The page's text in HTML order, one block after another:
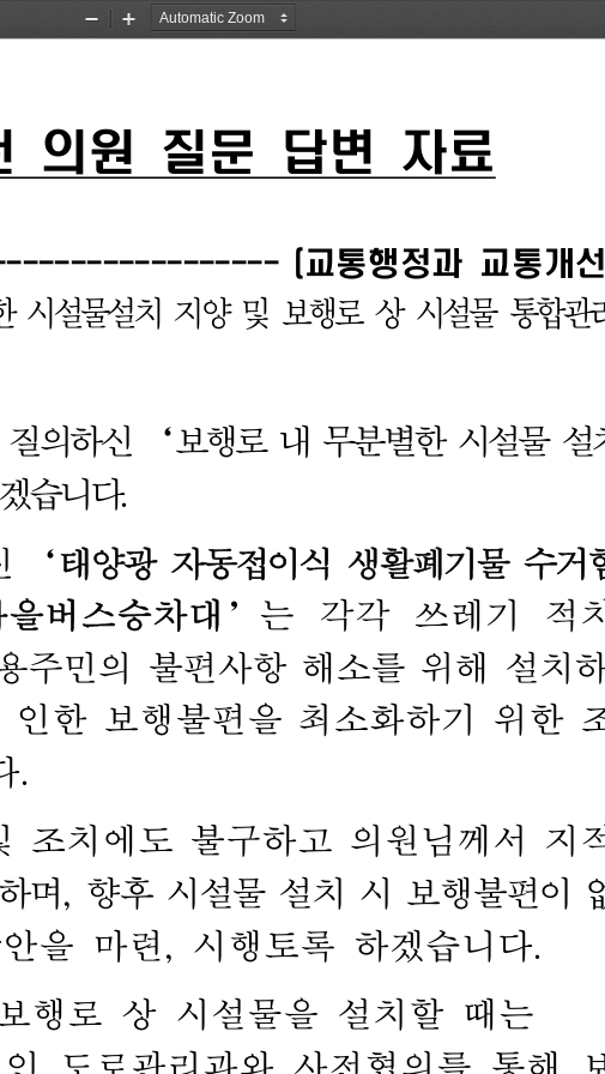
Zoom
Zoom
의원 질문 답변 자료
(교통행정과 교통개선
시설물설치 지양 및 보행로 상 시설물 통합관
질의하신 보행로 내 무분별한 시설물 설
습니다.
태양광 자동접이식 생활폐기물 수거
을버스승차대 는 각각 쓰레기
적
주민의 불편사항 해소를 위해 설치
인한 보행불편을 최소화하기 위한
.
조치에도 불구하고 의원님께서 지
며 , 향후 시설물 설치 시 보행불편이
을 마련 , 시행토록 하겠습니다.
행로 상 시설물을 설치할 때는